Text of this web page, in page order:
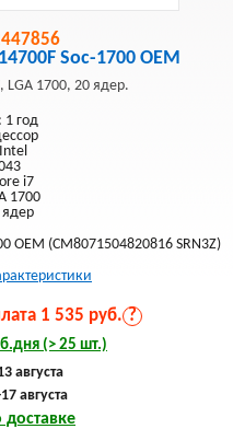
Soc-1700 OEM
LGA 1700, 20 ядер.
: 1 год
i7
1700
ядер
OEM (CM8071504820816 SRN3Z)
1 535 руб. ?
(> 25 шт.)
августа
августа